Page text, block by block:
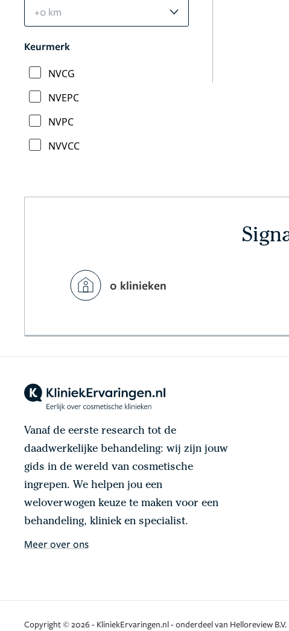
+0 km
Keurmerk
NVCG
NVEPC
NVPC
NVVCC
0 klinieken
Vanaf de eerste research tot de
daadwerkelijke behandeling: wij zijn jouw
gids in de wereld van cosmetische
ingrepen. We helpen jou een
weloverwogen keuze te maken voor een
behandeling, kliniek en specialist.
Meer over ons
Copyright © 2026 - KliniekErvaringen.nl - onderdeel van Helloreview B.V.